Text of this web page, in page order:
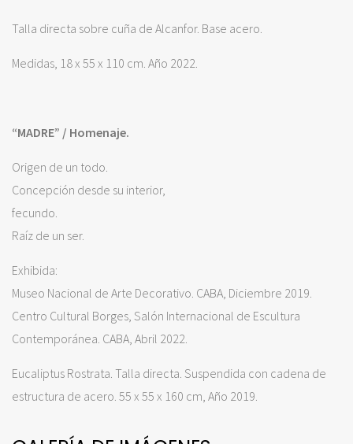
Talla directa sobre cuña de Alcanfor. Base acero.
Medidas, 18 x 55 x 110 cm. Año 2022.
“MADRE” / Homenaje.
Origen de un todo.
Concepción desde su interior,
fecundo.
Raíz de un ser.
Exhibida:
Museo Nacional de Arte Decorativo. CABA, Diciembre 2019.
Centro Cultural Borges, Salón Internacional de Escultura
Contemporánea. CABA, Abril 2022.
Eucaliptus Rostrata. Talla directa. Suspendida con cadena de
estructura de acero. 55 x 55 x 160 cm, Año 2019.